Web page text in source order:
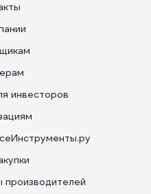
инвесторов